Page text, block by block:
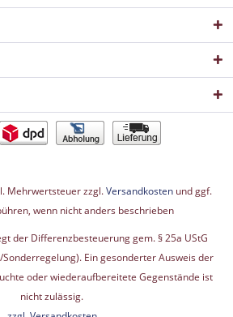
Mehrwertsteuer zzgl.Versandkosten und ggf.
wenn nicht anders beschrieben
der Differenzbesteuerung gem. § 25a UStG
Ein gesonderter Ausweis der
oder wiederaufbereitete Gegenstände ist
nicht zulässig.